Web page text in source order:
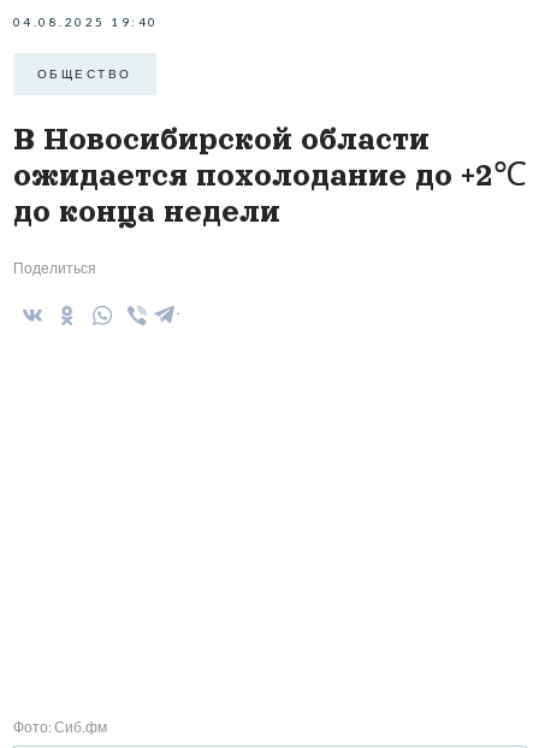
04.08.2025 19:40
ОБЩЕСТВО
В Новосибирской области
ожидается похолодание до +2℃
до конца недели
Поделиться
Фото: Сиб.фм